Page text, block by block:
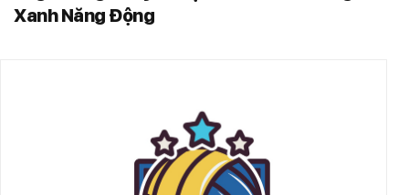
Xanh Năng Động